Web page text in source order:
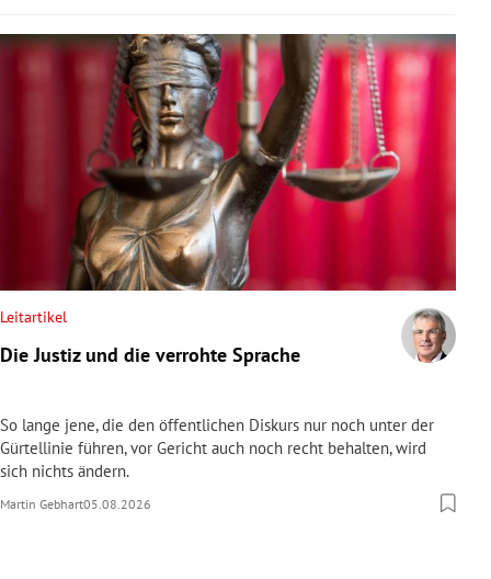
Untermenü
Untermenü
Untermenü
Leitartikel
Die Justiz und die verrohte Sprache
So lange jene, die den öffentlichen Diskurs nur noch unter der
Gürtellinie führen, vor Gericht auch noch recht behalten, wird
sich nichts ändern.
Martin Gebhart05.08.2026